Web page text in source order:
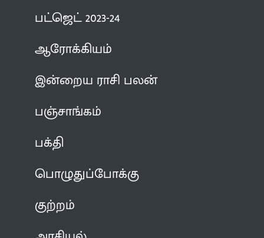
பட்ஜெட் 2023-24
ஆரோக்கியம்
இன்றைய ராசி பலன்
பஞ்சாங்கம்
பக்தி
பொழுதுப்போக்கு
குற்றம்